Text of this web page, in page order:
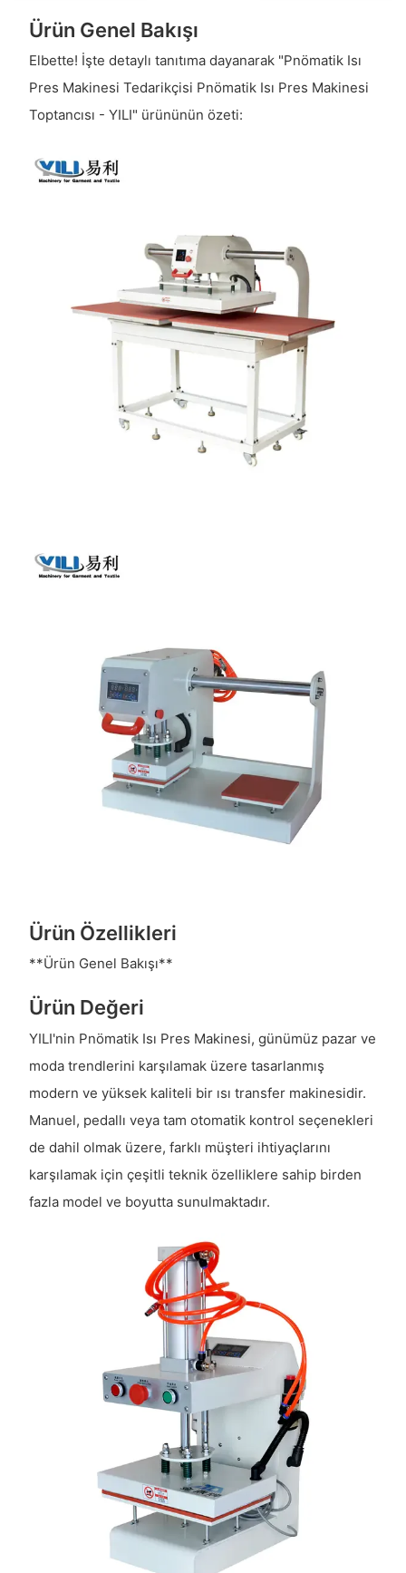
Ürün Genel Bakışı
Elbette! İşte detaylı tanıtıma dayanarak "Pnömatik Isı
Pres Makinesi Tedarikçisi Pnömatik Isı Pres Makinesi
Toptancısı - YILI" ürününün özeti:
Ürün Özellikleri
**Ürün Genel Bakışı**
Ürün Değeri
YILI'nin Pnömatik Isı Pres Makinesi, günümüz pazar ve
moda trendlerini karşılamak üzere tasarlanmış
modern ve yüksek kaliteli bir ısı transfer makinesidir.
Manuel, pedallı veya tam otomatik kontrol seçenekleri
de dahil olmak üzere, farklı müşteri ihtiyaçlarını
karşılamak için çeşitli teknik özelliklere sahip birden
fazla model ve boyutta sunulmaktadır.